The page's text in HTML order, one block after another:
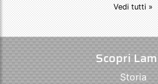
Vedi tutti »
Scopri
Storia